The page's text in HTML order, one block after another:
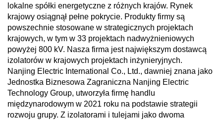
lokalne spółki energetyczne z różnych krajów. Rynek
krajowy osiągnął pełne pokrycie. Produkty firmy są
powszechnie stosowane w strategicznych projektach
krajowych, w tym w 33 projektach nadwyżnieniowych
powyżej 800 kV. Nasza firma jest największym dostawcą
izolatorów w krajowych projektach inżynieryjnych.
Nanjing Electric International Co., Ltd., dawniej znana jako
Jednostka Biznesowa Zagraniczna Nanjing Electric
Technology Group, utworzyła firmę handlu
międzynarodowym w 2021 roku na podstawie strategii
rozwoju grupy. Z izolatorami i tulejami jako dwoma